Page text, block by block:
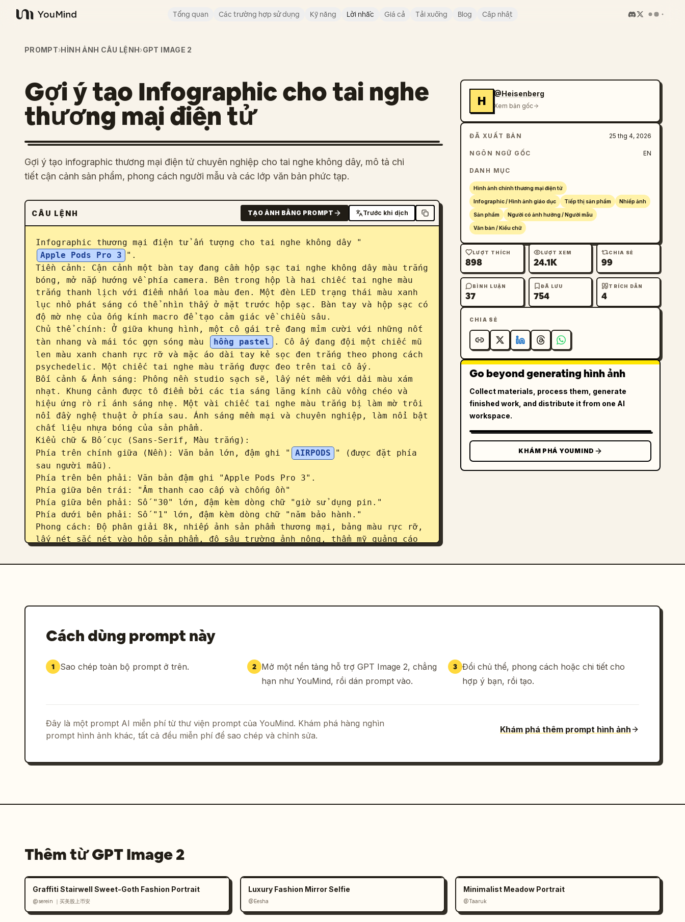
YouMind
Tổng quan Các trường hợp sử dụng Kỹ năng Lời nhắc Giá cả Tải xuống Blog Cập nhật
PROMPT›HÌNH ẢNH CÂU LỆNH›GPT IMAGE 2
Gợi ý tạo Infographic cho tai nghe
thương mại điện tử
Gợi ý tạo infographic thương mại điện tử chuyên nghiệp cho tai nghe không dây, mô tả chi
tiết cận cảnh sản phẩm, phong cách người mẫu và các lớp văn bản phức tạp.
CÂU LỆNH TẠO ẢNH BẰNG PROMPT Trước khi dịch
Infographic thương mại điện tử ấn tượng cho tai nghe không dây "
Apple Pods Pro 3
".
Tiền cảnh: Cận cảnh một bàn tay đang cầm hộp sạc tai nghe không dây màu trắng
bóng, mở nắp hướng về phía camera. Bên trong hộp là hai chiếc tai nghe màu
trắng thanh lịch với điểm nhấn loa màu đen. Một đèn LED trạng thái màu xanh
lục nhỏ phát sáng có thể nhìn thấy ở mặt trước hộp sạc. Bàn tay và hộp sạc có
độ mờ nhẹ của ống kính macro để tạo cảm giác về chiều sâu.
Chủ thể chính: Ở giữa khung hình, một cô gái trẻ đang mỉm cười với những nốt
tàn nhang và mái tóc gợn sóng màu
hồng pastel
. Cô ấy đang đội một chiếc mũ
len màu xanh chanh rực rỡ và mặc áo dài tay kẻ sọc đen trắng theo phong cách
psychedelic. Một chiếc tai nghe màu trắng được đeo trên tai cô ấy.
Bối cảnh & Ánh sáng: Phông nền studio sạch sẽ, lấy nét mềm với dải màu xám
nhạt. Khung cảnh được tô điểm bởi các tia sáng lăng kính cầu vồng chéo và
hiệu ứng rò rỉ ánh sáng nhẹ. Một vài chiếc tai nghe màu trắng bị làm mờ trôi
nổi đầy nghệ thuật ở phía sau. Ánh sáng mềm mại và chuyên nghiệp, làm nổi bật
chất liệu nhựa bóng của sản phẩm.
Kiểu chữ & Bố cục (Sans-Serif, Màu trắng):
Phía trên chính giữa (Nền): Văn bản lớn, đậm ghi "
AIRPODS
" (được đặt phía
sau người mẫu).
Phía trên bên phải: Văn bản đậm ghi "Apple Pods Pro 3".
Phía giữa bên trái: "Âm thanh cao cấp và chống ồn"
Phía giữa bên phải: Số "30" lớn, đậm kèm dòng chữ "giờ sử dụng pin."
Phía dưới bên phải: Số "1" lớn, đậm kèm dòng chữ "năm bảo hành."
Phong cách: Độ phân giải 8k, nhiếp ảnh sản phẩm thương mại, bảng màu rực rỡ,
lấy nét sắc nét vào hộp sản phẩm, độ sâu trường ảnh nông, thẩm mỹ quảng cáo
H
@Heisenberg
Xem bản gốc
ĐÃ XUẤT BẢN 25 thg 4, 2026
NGÔN NGỮ GỐC EN
DANH MỤC
Hình ảnh chính thương mại điện tử
Infographic / Hình ảnh giáo dục Tiếp thị sản phẩm Nhiếp ảnh
Sản phẩm Người có ảnh hưởng / Người mẫu
Văn bản / Kiểu chữ
LƯỢT THÍCH
898
LƯỢT XEM
24.1K
CHIA SẺ
99
BÌNH LUẬN
37
ĐÃ LƯU
754
TRÍCH DẪN
4
CHIA SẺ
Go beyond generating hình ảnh
Collect materials, process them, generate
finished work, and distribute it from one AI
workspace.
KHÁM PHÁ YOUMIND
Cách dùng prompt này
1 Sao chép toàn bộ prompt ở trên. 2 Mở một nền tảng hỗ trợ GPT Image 2, chẳng
hạn như YouMind, rồi dán prompt vào.
3 Đổi chủ thể, phong cách hoặc chi tiết cho
hợp ý bạn, rồi tạo.
Đây là một prompt AI miễn phí từ thư viện prompt của YouMind. Khám phá hàng nghìn
prompt hình ảnh khác, tất cả đều miễn phí để sao chép và chỉnh sửa.
Khám phá thêm prompt hình ảnh
Thêm từ GPT Image 2
Graffiti Stairwell Sweet-Goth Fashion Portrait
@serein ｜买美股上币安
Luxury Fashion Mirror Selfie
@Eesha
Minimalist Meadow Portrait
@Taaruk